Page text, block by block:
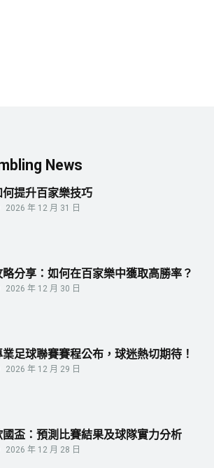
News
何提升百家樂技巧
2026 年 12 月 31 日
略分享：如何在百家樂中獲取高勝率？
2026 年 12 月 30 日
業足球聯賽賽程公布，球迷熱切期待！
2026 年 12 月 29 日
國盃：預測比賽結果及球隊實力分析
2026 年 12 月 28 日